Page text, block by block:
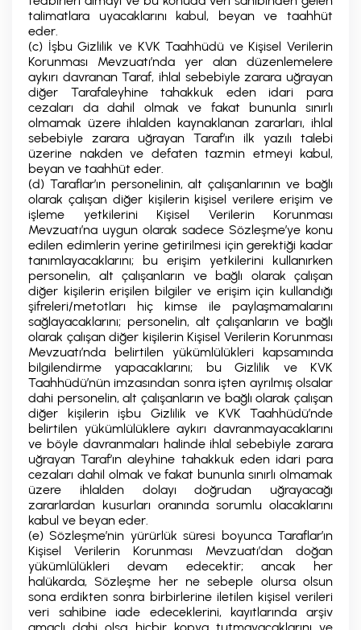
talimatlara uyacaklarını kabul, beyan ve taahhüt
eder.
(c) İşbu Gizlilik ve KVK Taahhüdü ve Kişisel Verilerin
Korunması Mevzuatı’nda yer alan düzenlemelere
aykırı davranan Taraf, ihlal sebebiyle zarara uğrayan
diğer Tarafaleyhine tahakkuk eden idari para
cezaları da dahil olmak ve fakat bununla sınırlı
olmamak üzere ihlalden kaynaklanan zararları, ihlal
sebebiyle zarara uğrayan Taraf’ın ilk yazılı talebi
üzerine nakden ve defaten tazmin etmeyi kabul,
beyan ve taahhüt eder.
(d) Taraflar’ın personelinin, alt çalışanlarının ve bağlı
olarak çalışan diğer kişilerin kişisel verilere erişim ve
işleme yetkilerini Kişisel Verilerin Korunması
Mevzuatı’na uygun olarak sadece Sözleşme’ye konu
edilen edimlerin yerine getirilmesi için gerektiği kadar
tanımlayacaklarını; bu erişim yetkilerini kullanırken
personelin, alt çalışanların ve bağlı olarak çalışan
diğer kişilerin erişilen bilgiler ve erişim için kullandığı
şifreleri/metotları hiç kimse ile paylaşmamalarını
sağlayacaklarını; personelin, alt çalışanların ve bağlı
olarak çalışan diğer kişilerin Kişisel Verilerin Korunması
Mevzuatı’nda belirtilen yükümlülükleri kapsamında
bilgilendirme yapacaklarını; bu Gizlilik ve KVK
Taahhüdü’nün imzasından sonra işten ayrılmış olsalar
dahi personelin, alt çalışanların ve bağlı olarak çalışan
diğer kişilerin işbu Gizlilik ve KVK Taahhüdü’nde
belirtilen yükümlülüklere aykırı davranmayacaklarını
ve böyle davranmaları halinde ihlal sebebiyle zarara
uğrayan Taraf’ın aleyhine tahakkuk eden idari para
cezaları dahil olmak ve fakat bununla sınırlı olmamak
üzere ihlalden dolayı doğrudan uğrayacağı
zararlardan kusurları oranında sorumlu olacaklarını
kabul ve beyan eder.
(e) Sözleşme’nin yürürlük süresi boyunca Taraflar’ın
Kişisel Verilerin Korunması Mevzuatı’dan doğan
yükümlülükleri devam edecektir; ancak her
halükarda, Sözleşme her ne sebeple olursa olsun
sona erdikten sonra birbirlerine iletilen kişisel verileri
veri sahibine iade edeceklerini, kayıtlarında arşiv